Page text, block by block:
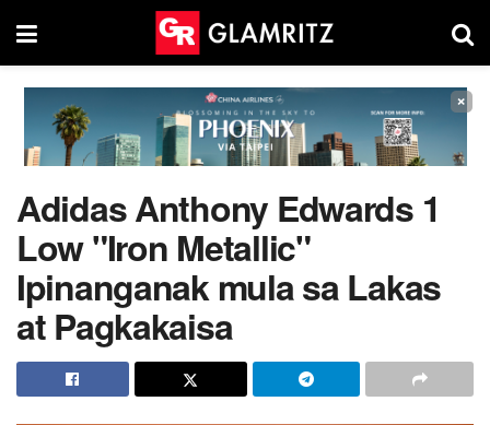
×
Adidas Anthony Edwards 1
Low "Iron Metallic"
Ipinanganak mula sa Lakas
at Pagkakaisa